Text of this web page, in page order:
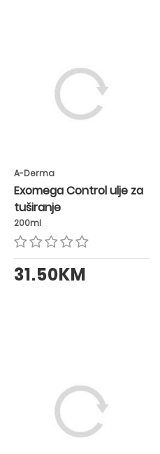
A-Derma
Exomega Control ulje za
tuširanje
200ml
31.50KM